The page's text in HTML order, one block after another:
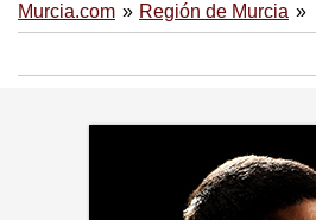
Murcia.com Región de Murcia